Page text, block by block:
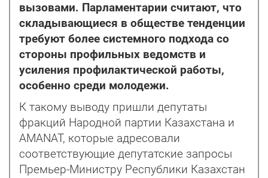
вызовами. Парламентарии считают, что
складывающиеся в обществе тенденции
требуют более системного подхода со
стороны профильных ведомств и
усиления профилактической работы,
особенно среди молодежи.
К такому выводу пришли депутаты
фракций Народной партии Казахстана и
AMANAT, которые адресовали
соответствую­щие депутатские запросы
Премьер-Министру Республики Казахстан